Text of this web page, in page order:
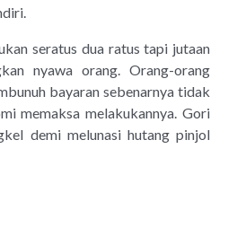
seratus dua ratus tapi jutaan
nyawa orang. Orang-orang
bayaran sebenarnya tidak
memaksa melakukannya. Gori
demi melunasi hutang pinjol